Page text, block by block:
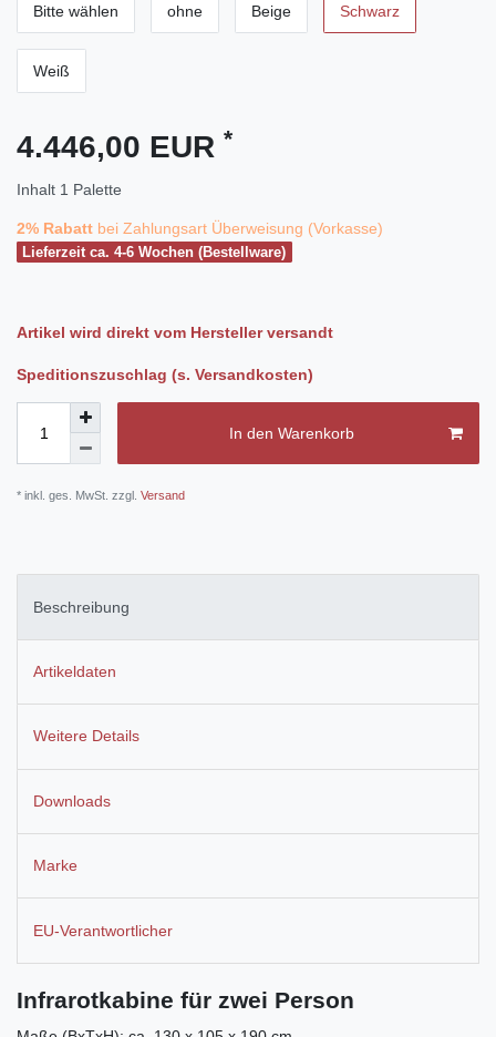
Bitte wählen ohne Beige Schwarz
Weiß
4.446,00 EUR *
Inhalt 1 Palette
2% Rabatt bei Zahlungsart Überweisung (Vorkasse)
Lieferzeit ca. 4-6 Wochen (Bestellware)
Artikel wird direkt vom Hersteller versandt
Speditionszuschlag (s. Versandkosten)
In den Warenkorb
* inkl. ges. MwSt. zzgl. Versand
Beschreibung
Artikeldaten
Weitere Details
Downloads
Marke
EU-Verantwortlicher
Infrarotkabine für zwei Person